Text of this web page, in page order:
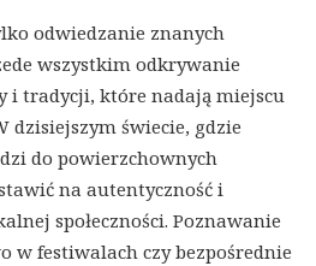
odwiedzanie znanych
wszystkim odkrywanie
tradycji, które nadają miejscu
dzisiejszym świecie, gdzie
do powierzchownych
na autentyczność i
społeczności. Poznawanie
w festiwalach czy bezpośrednie